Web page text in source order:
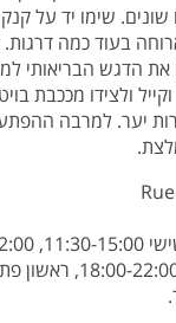
שימו יד על
בעוד כמה דרגות.
הדגש הבריאותי
ולצידו מככבת
יער. למרבה
בראנץ' 11:30-15:00,